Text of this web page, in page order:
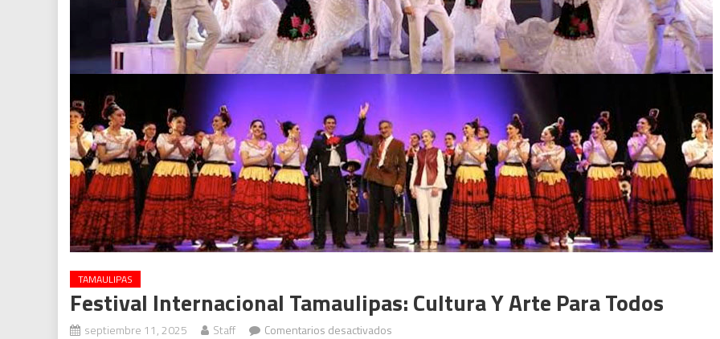
TAMAULIPAS
Festival Internacional Tamaulipas: Cultura Y Arte Para Todos
septiembre 11, 2025 Staff Comentarios desactivados